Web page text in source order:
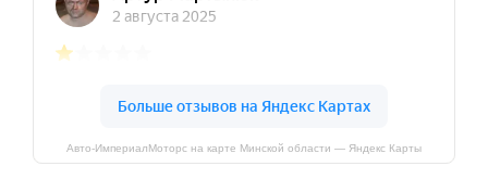
Авто-ИмпериалМоторс на карте Минской области — Яндекс Карты